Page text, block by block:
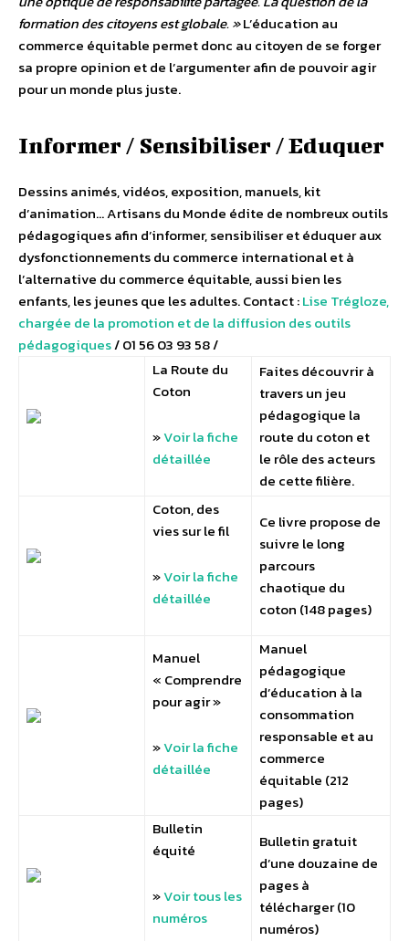
formation des citoyens est globale. »L’éducation au
commerce équitable permet donc au citoyen de se forger
sa propre opinion et de l’argumenter afin de pouvoir agir
pour un monde plus juste.
Informer / Sensibiliser / Eduquer
Dessins animés, vidéos, exposition, manuels, kit
d’animation… Artisans du Monde édite de nombreux outils
pédagogiques afin d’informer, sensibiliser et éduquer aux
dysfonctionnements du commerce international et à
l’alternative du commerce équitable, aussi bien les
enfants, les jeunes que les adultes. Contact :Lise Trégloze,
chargée de la promotion et de la diffusion des outils
pédagogiques/ 01 56 03 93 58 /
La Route du
Coton
»Voir la fiche
détaillée
Faites découvrir à
travers un jeu
pédagogique la
route du coton et
le rôle des acteurs
de cette filière.
Coton, des
vies sur le fil
»Voir la fiche
détaillée
Ce livre propose de
suivre le long
parcours
chaotique du
coton (148 pages)
Manuel
« Comprendre
pour agir »
»Voir la fiche
détaillée
Manuel
pédagogique
d’éducation à la
consommation
responsable et au
commerce
équitable (212
pages)
Bulletin
équité
»Voir tous les
numéros
Bulletin gratuit
d’une douzaine de
pages à
télécharger (10
numéros)